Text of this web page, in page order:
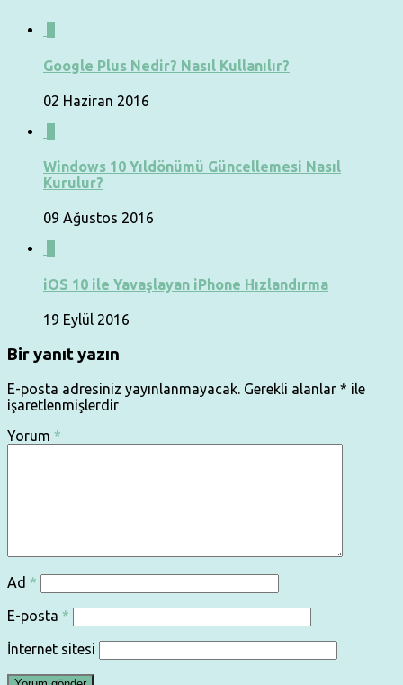
Google Plus Nedir? Nasıl Kullanılır?
02 Haziran 2016
Windows 10 Yıldönümü Güncellemesi Nasıl
Kurulur?
09 Ağustos 2016
iOS 10 ile Yavaşlayan iPhone Hızlandırma
19 Eylül 2016
Bir yanıt yazın
E-posta adresiniz yayınlanmayacak. Gerekli alanlar * ile
işaretlenmişlerdir
Yorum *
Ad *
E-posta *
İnternet sitesi